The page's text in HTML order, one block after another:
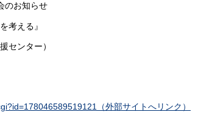
お知らせ
考える』
ンター）
（外部サイトへリンク）